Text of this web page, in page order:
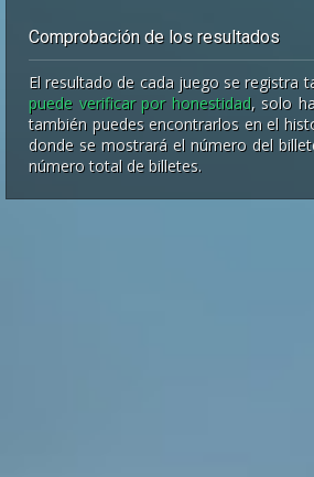
Comprobación de los resultados
El resultado de cada juego se
puede verificar por honestidad, solo
también puedes encontrarlos en el
donde se mostrará el número del
número total de billetes.